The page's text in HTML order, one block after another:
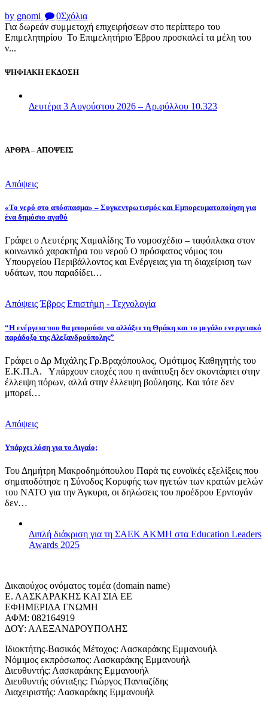
by gnomi 0Σχόλια
Για δωρεάν συμμετοχή επιχειρήσεων στο περίπτερο του
Επιμελητηρίου Το Επιμελητήριο Έβρου προσκαλεί τα μέλη του
ν...
ΨΗΦΙΑΚΗ ΕΚΔΟΣΗ
Δευτέρα 3 Αυγούστου 2026 – Αρ.φύλλου 10.323
ΑΡΘΡΑ – ΑΠΟΨΕΙΣ
Απόψεις
«Το νερό στο απόσπασμα» – Συγκεντρωτισμός και Εμπορευματοποίηση για
ένα δημόσιο αγαθό
Γράφει ο Λευτέρης Χαμαλίδης Το νομοσχέδιο – ταφόπλακα στον
κοινωνικό χαρακτήρα του νερού Ο πρόσφατος νόμος του
Υπουργείου Περιβάλλοντος και Ενέργειας για τη διαχείριση των
υδάτων, που παραδίδει…
Απόψεις Έβρος Επιστήμη - Τεχνολογία
“Η ενέργεια που θα μπορούσε να αλλάξει τη Θράκη και το μεγάλο ενεργειακό
παράδοξο της Αλεξανδρούπολης”
Γράφει ο Δρ Μιχάλης Γρ.Βραχόπουλος, Ομότιμος Καθηγητής του
Ε.Κ.Π.Α. Υπάρχουν εποχές που η ανάπτυξη δεν σκοντάφτει στην
έλλειψη πόρων, αλλά στην έλλειψη βούλησης. Και τότε δεν
μπορεί…
Απόψεις
Υπάρχει λύση για το Αιγαίο;
Του Δημήτρη Μακροδημόπουλου Παρά τις ευνοϊκές εξελίξεις που
σηματοδότησε η Σύνοδος Κορυφής των ηγετών των κρατών μελών
του ΝΑΤΟ για την Άγκυρα, οι δηλώσεις του προέδρου Ερντογάν
δεν…
Διπλή διάκριση για τη ΣΑΕΚ ΑΚΜΗ στα Education Leaders
Awards 2025
Δικαιούχος ονόματος τομέα (domain name)
Ε. ΛΑΣΚΑΡΑΚΗΣ ΚΑΙ ΣΙΑ ΕΕ
ΕΦΗΜΕΡΙΔΑ ΓΝΩΜΗ
ΑΦΜ: 082164919
ΔΟΥ: ΑΛΕΞΑΝΔΡΟΥΠΟΛΗΣ
Ιδιοκτήτης-Βασικός Μέτοχος: Λασκαράκης Εμμανουήλ
Νόμιμος εκπρόσωπος: Λασκαράκης Εμμανουήλ
Διευθυντής: Λασκαράκης Εμμανουήλ
Διευθυντής σύνταξης: Γιώργος Πανταζίδης
Διαχειριστής: Λασκαράκης Εμμανουήλ